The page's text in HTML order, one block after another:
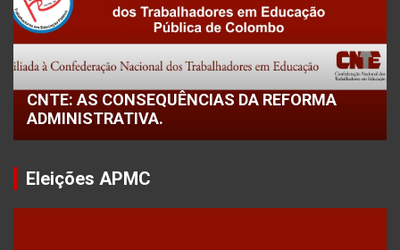
CNTE: AS CONSEQUÊNCIAS DA REFORMA
ADMINISTRATIVA.
Eleições APMC